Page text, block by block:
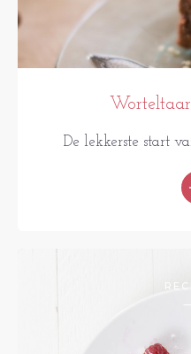
De lekkerste start